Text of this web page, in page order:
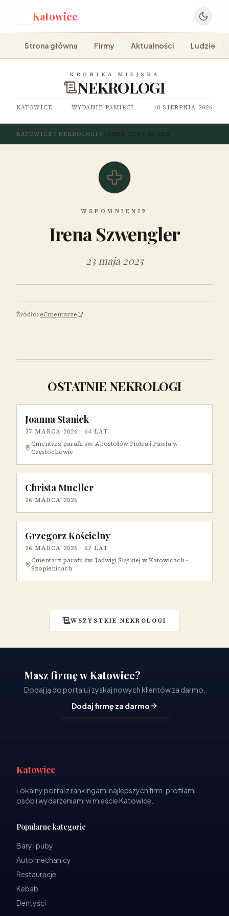
Katowice
Strona główna Firmy Aktualności Ludzie
KRONIKA MIEJSKA
NEKROLOGI
KATOWICE WYDANIE PAMIĘCI 10 SIERPNIA 2026
KATOWICE NEKROLOGI IRENA SZWENGLER
WSPOMNIENIE
Irena Szwengler
23 maja 2025
Źródło: eCmentarze
OSTATNIE NEKROLOGI
Joanna Staniek
27 MARCA 2026 · 64 LAT
Cmentarz parafii św. Apostołów Piotra i Pawła w
Częstochowie
Christa Mueller
26 MARCA 2026
Grzegorz Kościelny
26 MARCA 2026 · 67 LAT
Cmentarz parafii św. Jadwigi Śląskiej w Katowicach -
Szopienicach
WSZYSTKIE NEKROLOGI
Masz firmę w Katowice?
Dodaj ją do portalu i zyskaj nowych klientów za darmo.
Dodaj firmę za darmo
Katowice
Lokalny portal z rankingami najlepszych firm, profilami
osób i wydarzeniami w mieście Katowice.
Popularne kategorie
Bary i puby
Auto mechanicy
Restauracje
Kebab
Dentyści